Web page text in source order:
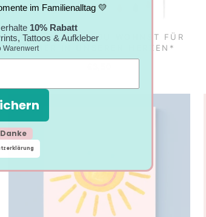
TRAUERKARTE *DU WOHNST FÜR
IMMER IN UNSEREN HERZEN*
im Familienalltag 💛
10% Rabatt
Tattoos & Aufkleber
Warenwert